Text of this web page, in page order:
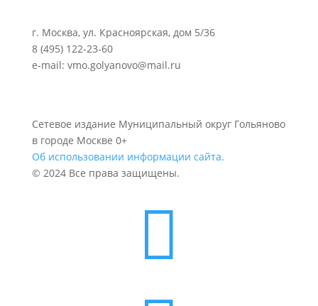
г. Москва, ул. Красноярская, дом 5/36
8 (495) 122-23-60
e-mail: vmo.golyanovo@mail.ru
Сетевое издание Муниципальный округ Гольяново
в городе Москве 0+
Об использовании информации сайта.
© 2024 Все права защищены.
